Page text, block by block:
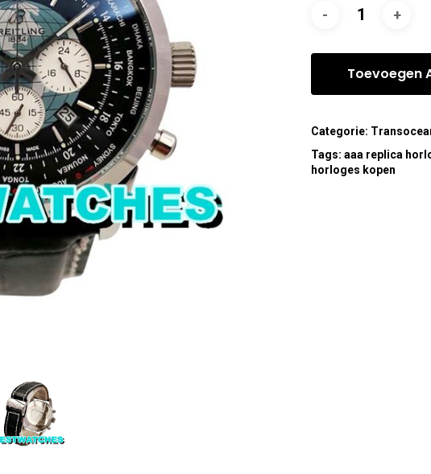
Toevoegen
Categorie:
Tags:aaa replica
horloges kopen